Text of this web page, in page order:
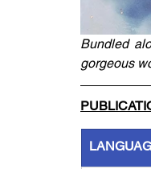
Bundled
gorgeous